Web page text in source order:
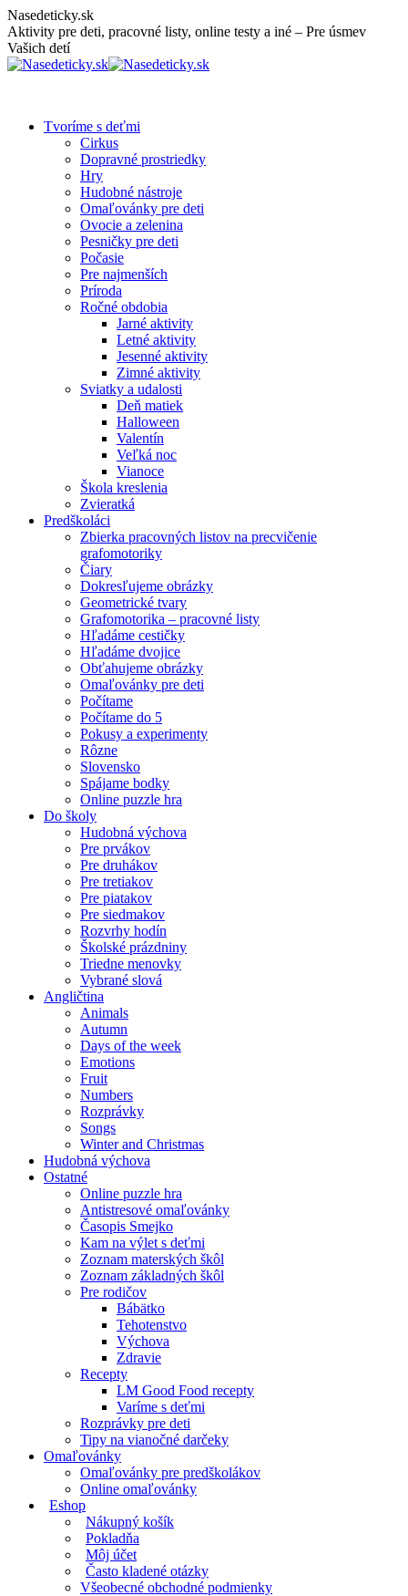
Skip
to
content
Nasedeticky.sk
Aktivity pre deti, pracovné listy, online testy a iné – Pre úsmev
Vašich detí
Tvoríme s deťmi
Cirkus
Dopravné prostriedky
Hry
Hudobné nástroje
Omaľovánky pre deti
Ovocie a zelenina
Pesničky pre deti
Počasie
Pre najmenších
Príroda
Ročné obdobia
Jarné aktivity
Letné aktivity
Jesenné aktivity
Zimné aktivity
Sviatky a udalosti
Deň matiek
Halloween
Valentín
Veľká noc
Vianoce
Škola kreslenia
Zvieratká
Predškoláci
Zbierka pracovných listov na precvičenie
grafomotoriky
Čiary
Dokresľujeme obrázky
Geometrické tvary
Grafomotorika – pracovné listy
Hľadáme cestičky
Hľadáme dvojice
Obťahujeme obrázky
Omaľovánky pre deti
Počítame
Počítame do 5
Pokusy a experimenty
Rôzne
Slovensko
Spájame bodky
Online puzzle hra
Do školy
Hudobná výchova
Pre prvákov
Pre druhákov
Pre tretiakov
Pre piatakov
Pre siedmakov
Rozvrhy hodín
Školské prázdniny
Triedne menovky
Vybrané slová
Angličtina
Animals
Autumn
Days of the week
Emotions
Fruit
Numbers
Rozprávky
Songs
Winter and Christmas
Hudobná výchova
Ostatné
Online puzzle hra
Antistresové omaľovánky
Časopis Smejko
Kam na výlet s deťmi
Zoznam materských škôl
Zoznam základných škôl
Pre rodičov
Bábätko
Tehotenstvo
Výchova
Zdravie
Recepty
LM Good Food recepty
Varíme s deťmi
Rozprávky pre deti
Tipy na vianočné darčeky
Omaľovánky
Omaľovánky pre predškolákov
Online omaľovánky
Eshop
Nákupný košík
Pokladňa
Môj účet
Často kladené otázky
Všeobecné obchodné podmienky